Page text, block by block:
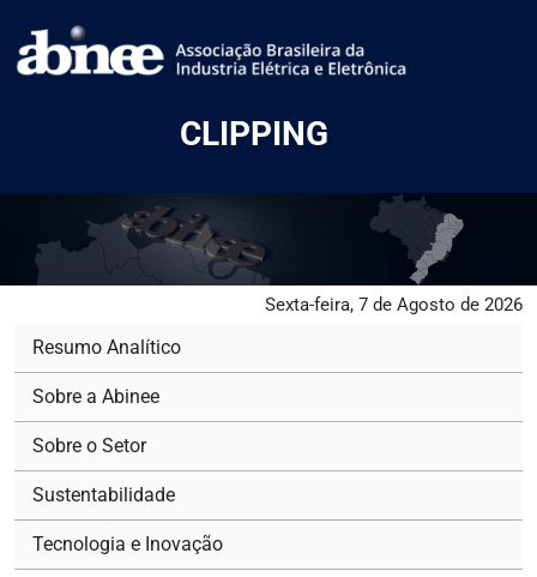
CLIPPING
Sexta-feira, 7 de Agosto de 2026
Resumo Analítico
Sobre a Abinee
Sobre o Setor
Sustentabilidade
Tecnologia e Inovação